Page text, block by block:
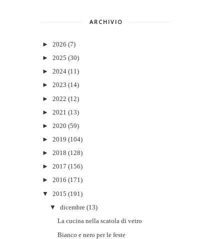
ARCHIVIO
► 2026 (7)
► 2025 (30)
► 2024 (11)
► 2023 (14)
► 2022 (12)
► 2021 (13)
► 2020 (59)
► 2019 (104)
► 2018 (128)
► 2017 (156)
► 2016 (171)
▼
2015 (191)
▼
dicembre (13)
La cucina nella scatola di vetro
Bianco e nero per le feste